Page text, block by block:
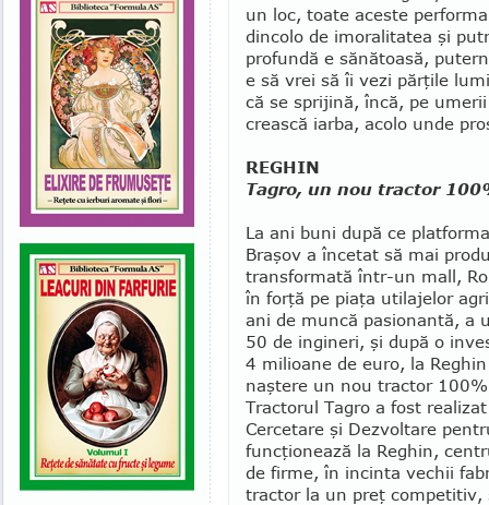
un loc, toate aceste
dincolo de imoralitatea şi
profundă e sănătoa­să,
e să vrei să îi vezi părţile
că se sprijină, încă, pe
crească iarba, acolo unde
REGHIN
Tagro, un nou tractor
La ani buni după ce
Braşov a încetat să mai
transformată într-un mall,
în forţă pe piaţa utilajelor
ani de muncă pasionantă, a
50 de ingineri, şi după o
4 milioane de euro, la
naştere un nou tractor
Tractorul Tagro a fost
Cercetare şi Dezvoltare
funcţionează la Reghin,
de firme, în incinta vechii
tractor la un preţ